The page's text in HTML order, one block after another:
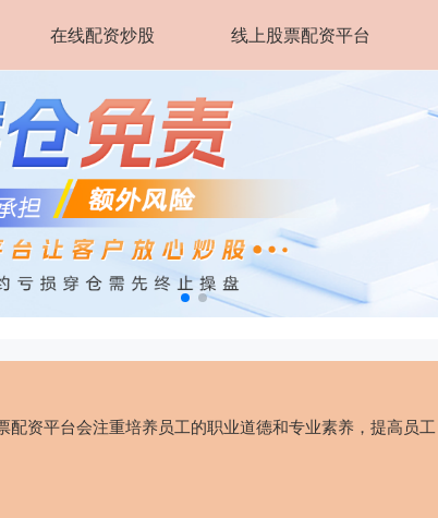
在线配资炒股 线上股票配资平台
资平台会注重培养员工的职业道德和专业素养，提高员工